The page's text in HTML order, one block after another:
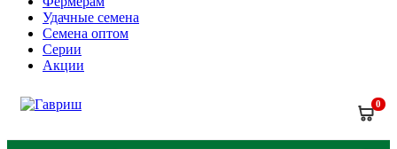
Удачные семена
Семена оптом
Серии
Акции
0